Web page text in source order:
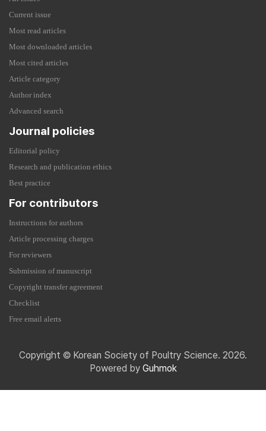
Current issue
Most read articles
Most downloaded articles
Most cited articles
Article category
Author index
Advanced search
Journal policies
Editorial policy
Research and publication ethics
Best practice
For contributors
Instructions for authors
Article processing charges
For reviewers
Submission of manuscript
Copyright transfer agreement
Checklist
Free email alerts
Copyright © Korean Society of Poultry Science. 2026.
Powered by Guhmok